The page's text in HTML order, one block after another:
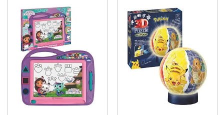
Batteribehov: 3 x AA (inkluderet)
Alder: fra 3 år
Produktdetaljer
Model
8435507876766
Mærke